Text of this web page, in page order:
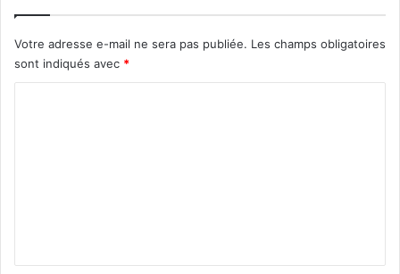
Votre adresse e-mail ne sera pas publiée. Les champs obligatoires
sont indiqués avec *